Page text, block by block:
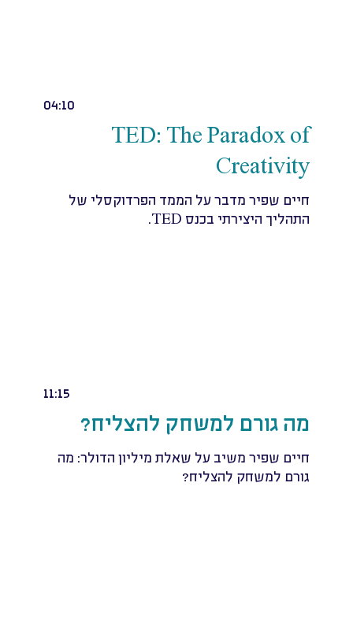
04:10
TED: The Paradox of
Creativity
חיים שפיר מדבר על הממד הפרדוקסלי של
התהליך היצירתי בכנס TED.
11:15
מה גורם למשחק להצליח?
חיים שפיר משיב על שאלת מיליון הדולר: מה
גורם למשחק להצליח?